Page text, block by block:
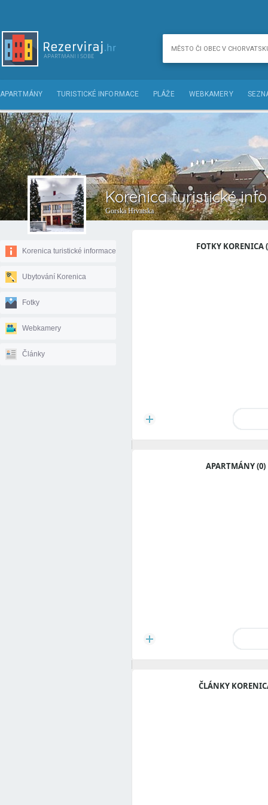
APARTMÁNY TURISTICKÉ INFORMACE PLÁŽE WEBKAMERY
Korenica turistické
Gorska Hrvatska
Korenica turistické informace
Ubytování Korenica
Fotky
Webkamery
Články
FOTKY KORENICA
APARTMÁNY (0)
ČLÁNKY